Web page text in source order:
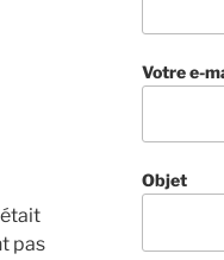
était
pas
Votre e-
Objet